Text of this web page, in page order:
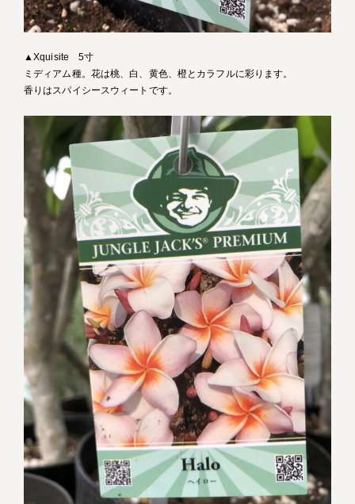
▲Xquisite 5寸
ミディアム種。花は桃、白、黄色、橙とカラフルに彩ります。
香りはスパイシースウィートです。